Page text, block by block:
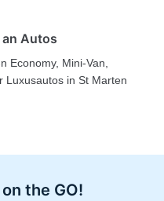
Autos
Economy, Mini-Van,
Luxusautos in St Marten
the GO!